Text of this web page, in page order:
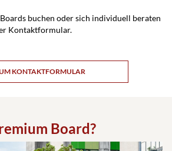
buchen oder sich individuell beraten
Kontaktformular.
KONTAKTFORMULAR
Board?